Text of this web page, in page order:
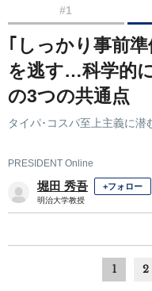
#1
｢しっかり事前
を逃す…科学的
の3つの共通点
タイパ･コスパ至上主義に潜
PRESIDENT Online
堀田 秀吾 +フォロー
明治大学教授
1 2